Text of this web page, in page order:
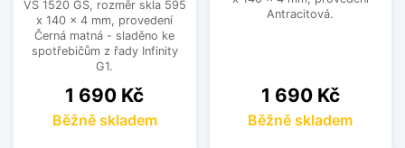
VS 1520 GS, rozměr skla 595
x 140 x 4 mm, provedení
Černá matná - sladěno ke
spotřebičům z řady Infinity
G1.
Cena
1 690 Kč
Běžně skladem
Antracitová.
Cena
1 690 Kč
Běžně skladem